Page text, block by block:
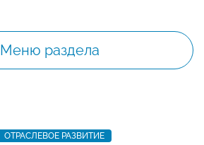
Меню раздела
ОТРАСЛЕВОЕ РАЗВИТИЕ